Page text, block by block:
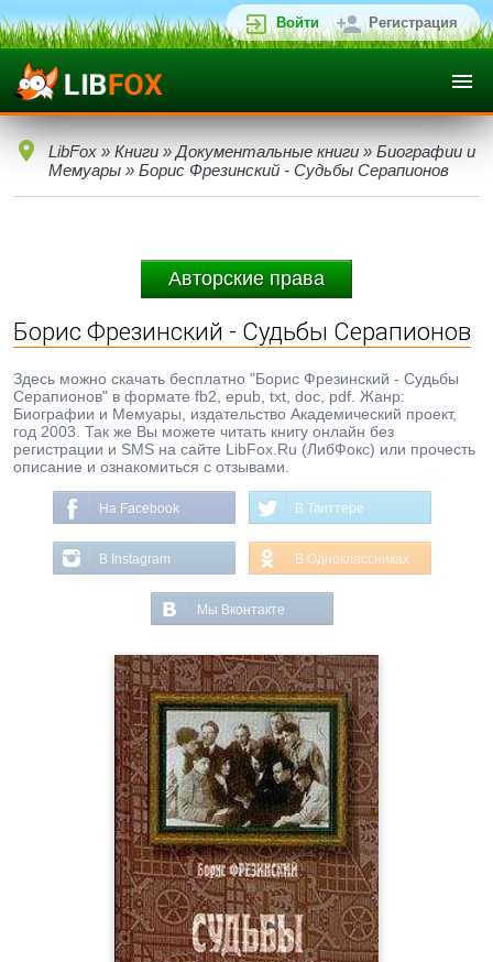
Войти Регистрация
LibFox » Книги » Документальные книги » Биографии и
Мемуары » Борис Фрезинский - Судьбы Серапионов
Авторские права
Борис Фрезинский - Судьбы Серапионов
Здесь можно скачать бесплатно "Борис Фрезинский - Судьбы
Серапионов" в формате fb2, epub, txt, doc, pdf. Жанр:
Биографии и Мемуары, издательство Академический проект,
год 2003. Так же Вы можете читать книгу онлайн без
регистрации и SMS на сайте LibFox.Ru (ЛибФокс) или прочесть
описание и ознакомиться с отзывами.
На Facebook В Твиттере
В Instagram В Одноклассниках
Мы Вконтакте